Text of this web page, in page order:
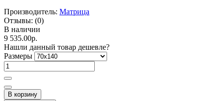
Производитель: Матрица
Отзывы: (0)
В наличии
9 535.00р.
Нашли данный товар дешевле?
Размеры
В корзину